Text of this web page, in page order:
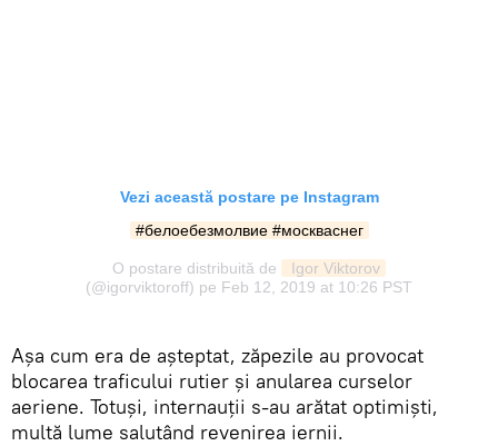
Vezi această postare pe Instagram
#белоебезмолвие #москваснег
O postare distribuită de
Igor Viktorov
(@igorviktoroff) pe Feb 12, 2019 at 10:26 PST
Așa cum era de așteptat, zăpezile au provocat
blocarea traficului rutier și anularea curselor
aeriene. Totuși, internauții s-au arătat optimiști,
multă lume salutând revenirea iernii.